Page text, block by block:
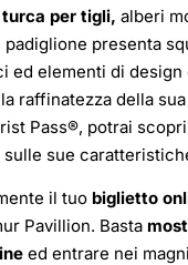
per tigli, alberi
padiglione presenta
ed elementi di
la raffinatezza della
Pass®, potrai
sulle sue
il tuo biglietto
Pavillion. Basta
ed entrare nei